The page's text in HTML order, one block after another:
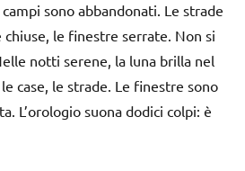
sono abbandonati. Le strade
le finestre serrate. Non si
notti serene, la luna brilla nel
case, le strade. Le finestre sono
L’orologio suona dodici colpi: è